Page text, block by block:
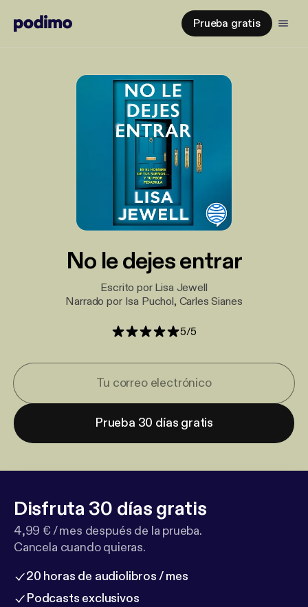
Prueba gratis
No le dejes entrar
Escrito por Lisa Jewell
Narrado por Isa Puchol, Carles Sianes
5/5
Prueba 30 días gratis
Disfruta 30 días gratis
4,99 € / mes después de la prueba.
Cancela cuando quieras.
20 horas de audiolibros / mes
Podcasts exclusivos